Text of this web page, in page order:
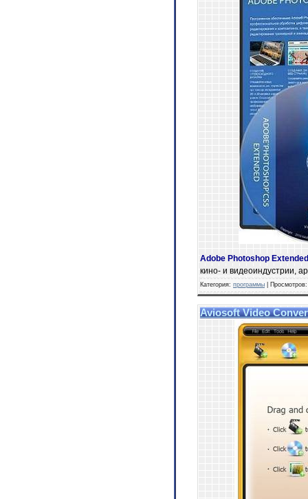
Adobe Photoshop Extended
кино- и видеоиндустрии,
Категория: программы |
Aviosoft Video